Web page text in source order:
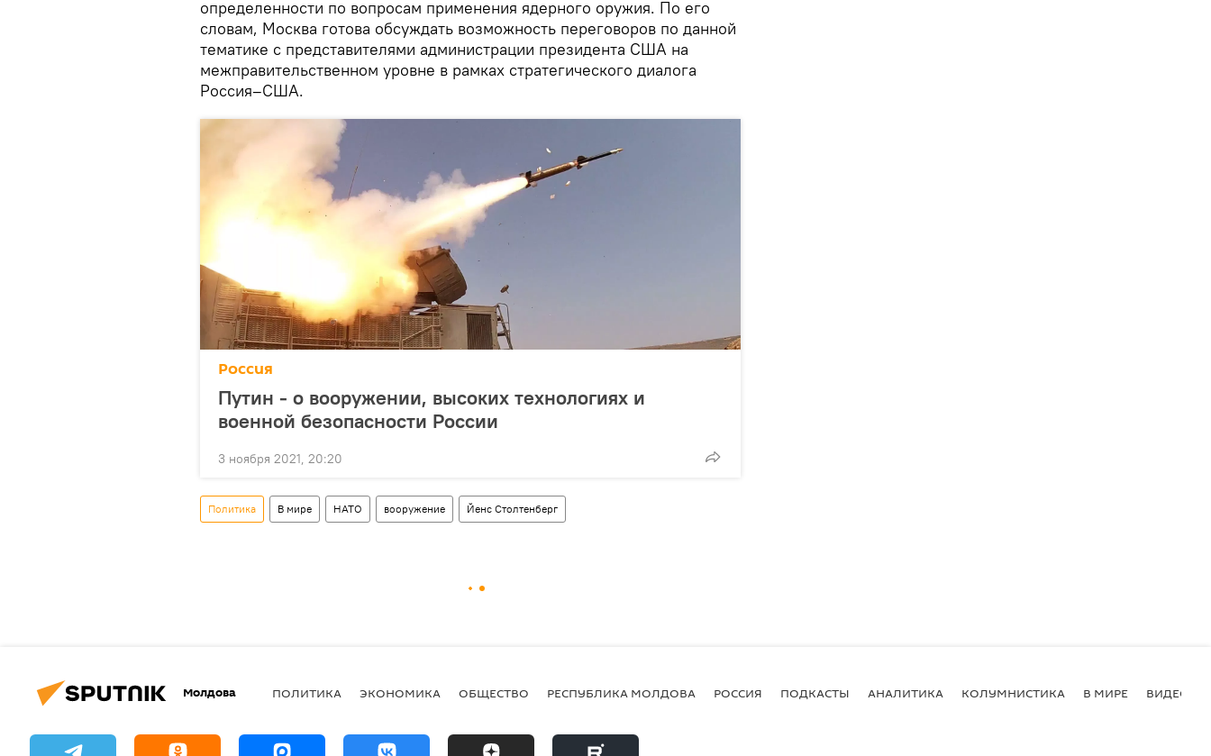
определенности по вопросам применения ядерного оружия. По его
словам, Москва готова обсуждать возможность переговоров по данной
тематике с представителями администрации президента США на
межправительственном уровне в рамках стратегического диалога
Россия–США.
Россия
Путин - о вооружении, высоких технологиях и
военной безопасности России
3 ноября 2021, 20:20
Политика В мире НАТО вооружение Йенс Столтенберг
Молдова ПОЛИТИКА ЭКОНОМИКА ОБЩЕСТВО РЕСПУБЛИКА МОЛДОВА РОССИЯ ПОДКАСТЫ АНАЛИТИКА КОЛУМНИСТИКА В МИРЕ ВИДЕО